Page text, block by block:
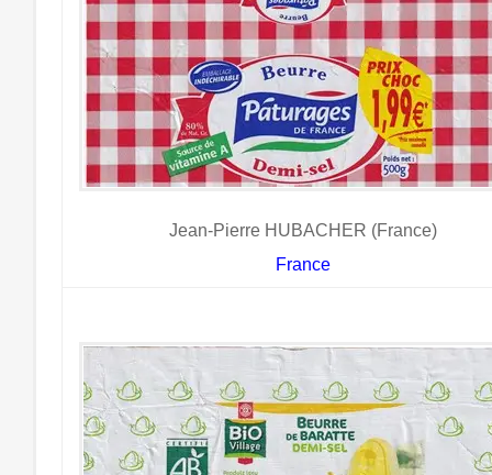
Jean-Pierre HUBACHER (France)
France